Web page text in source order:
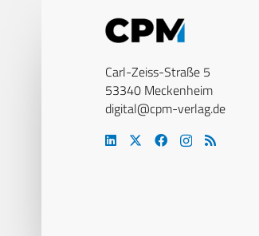
Carl-Zeiss-Straße 5
53340 Meckenheim
digital@cpm-verlag.de